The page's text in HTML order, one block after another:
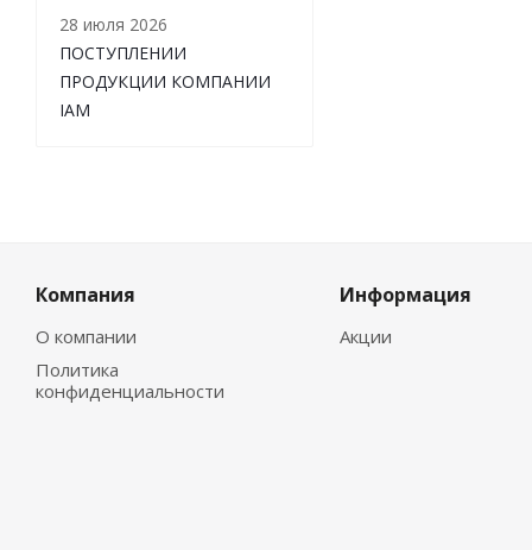
28 июля 2026
ПОСТУПЛЕНИИ
ПРОДУКЦИИ КОМПАНИИ
IAM
Компания
О компании
Политика
конфиденциальности
Информация
Акции